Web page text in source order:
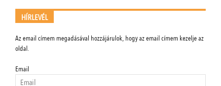
HÍRLEVÉL
Az email címem megadásával hozzájárulok, hogy az email címem kezelje az
oldal.
Email